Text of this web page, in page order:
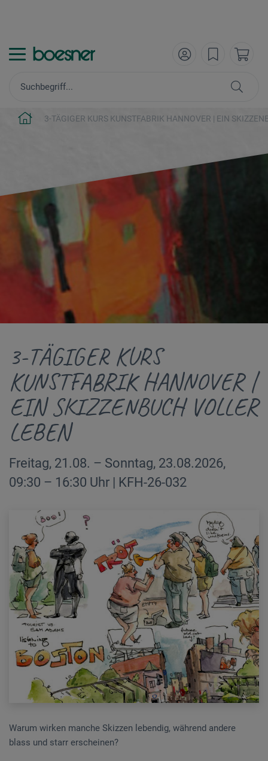
3-TÄGIGER KURS KUNSTFABRIK HANNOVER | EIN
3-TÄGIGER KURS
KUNSTFABRIK HANNOVER |
EIN SKIZZENBUCH VOLLER
LEBEN
Freitag, 21.08. – Sonntag, 23.08.2026,
09:30 – 16:30 Uhr | KFH-26-032
Warum wirken manche Skizzen lebendig, während andere
blass und starr erscheinen?